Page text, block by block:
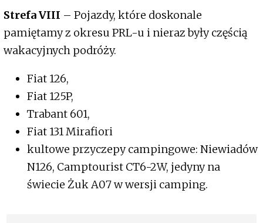
Strefa VIII – Pojazdy, które doskonale
pamiętamy z okresu PRL-u i nieraz były częścią
wakacyjnych podróży.
Fiat 126,
Fiat 125P,
Trabant 601,
Fiat 131 Mirafiori
kultowe przyczepy campingowe: Niewiadów
N126, Camptourist CT6-2W, jedyny na
świecie Żuk A07 w wersji camping.